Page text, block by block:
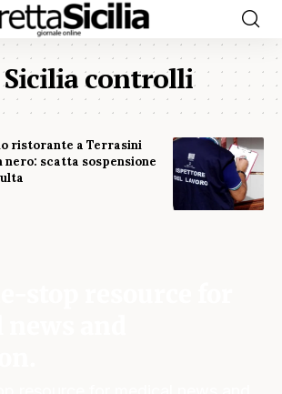
Sicilia controlli
ristorante a Terrasini
scatta sospensione